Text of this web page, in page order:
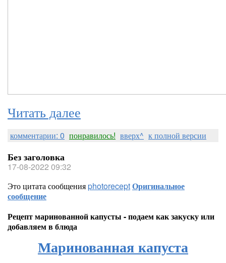
Читать далее
комментарии: 0 понравилось! вверх^ к полной версии
Без заголовка
17-08-2022 09:32
Это цитата сообщенияphotoreceptОригинальное
сообщение
Рецепт маринованной капусты - подаем как закуску или
добавляем в блюда
Маринованная капуста